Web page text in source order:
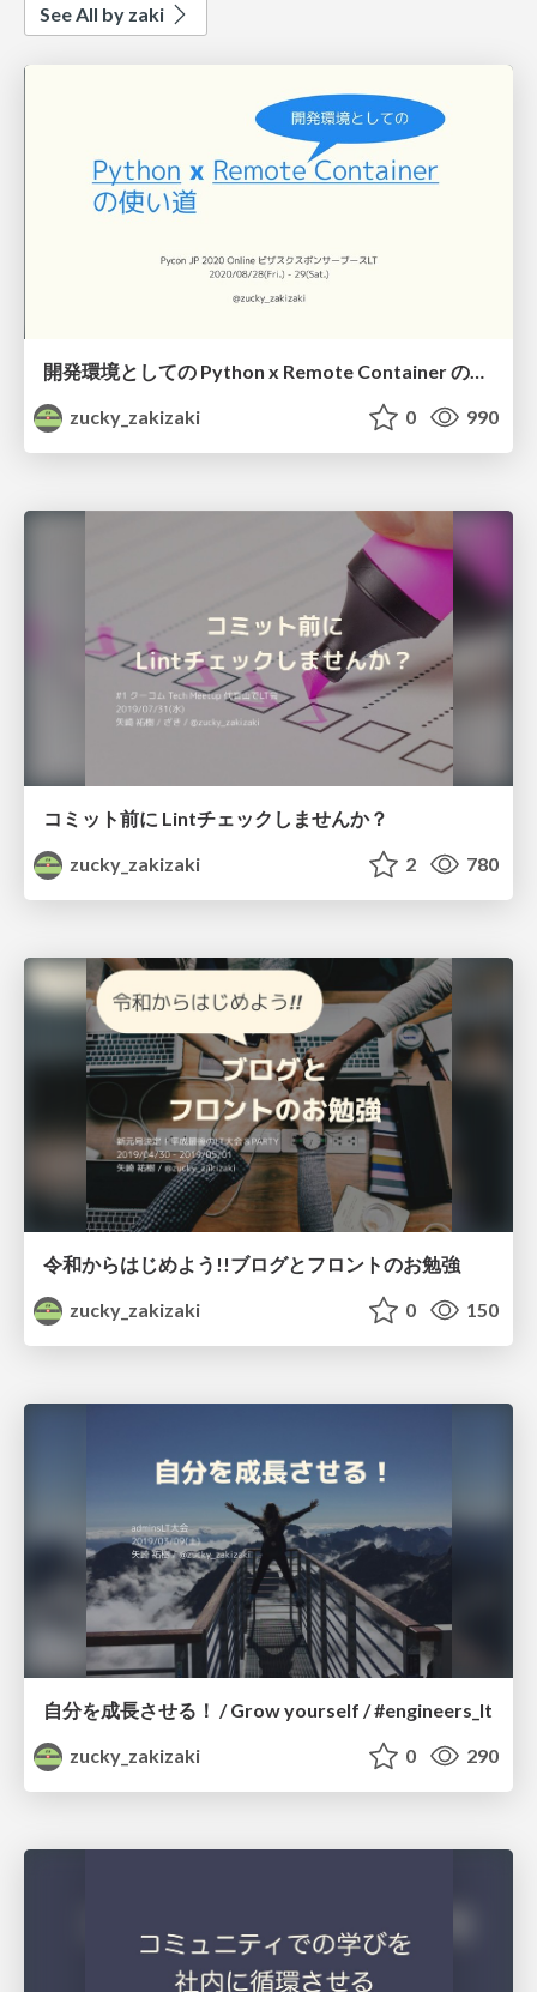
See All by zaki
開発環境としての Python x Remote Container の使い道 / How to use Python x Remote Container as a development environment
zucky_zakizaki
0 990
コミット前に Lintチェックしませんか？
zucky_zakizaki
2 780
令和からはじめよう!!ブログとフロントのお勉強
zucky_zakizaki
0 150
自分を成長させる！ / Grow yourself / #engineers_lt
zucky_zakizaki
0 290